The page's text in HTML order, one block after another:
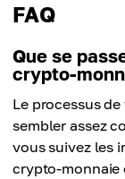
FAQ
Que se
crypto-
Le processus
sembler assez
vous suivez les
crypto-monnaie